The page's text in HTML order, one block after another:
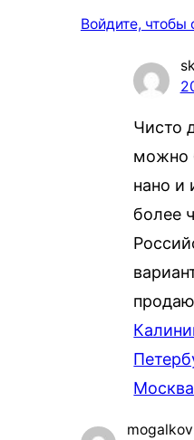
Войдите, чтобы
Чисто
можно
нано и
более
Москва
mogalkov